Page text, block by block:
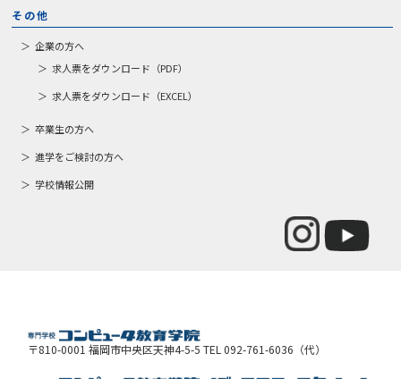
その他
企業の方へ
求人票をダウンロード（PDF）
求人票をダウンロード（EXCEL）
卒業生の方へ
進学をご検討の方へ
学校情報公開
〒810-0001 福岡市中央区天神4-5-5 TEL 092-761-6036（代）